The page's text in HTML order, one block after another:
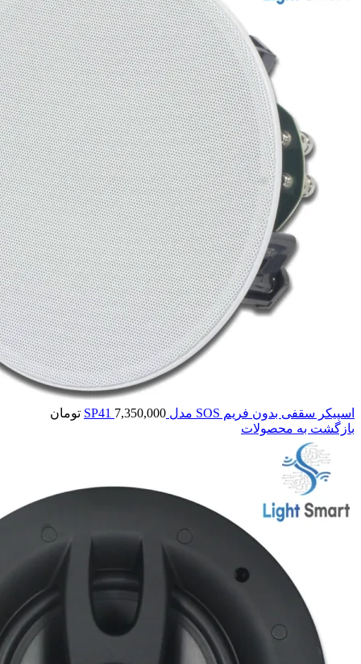
اسپیکر سقفی بدون فریم SOS مدل SP41 7,350,000
تومان
بازگشت به محصولات